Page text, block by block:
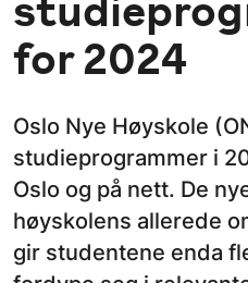
for 2024
Oslo Nye Høyskole
studieprogrammer i
Oslo og på nett. De
høyskolens allerede
gir studentene enda